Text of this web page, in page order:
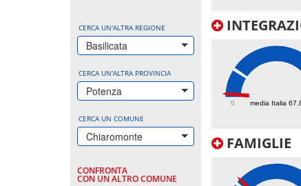
CERCA UN'ALTRA REGIONE
Basilicata
CERCA UN'ALTRA PROVINCIA
Potenza
CERCA UN COMUNE
Chiaromonte
CONFRONTA
CON UN ALTRO COMUNE
media Italia
0
FAMIGLIE